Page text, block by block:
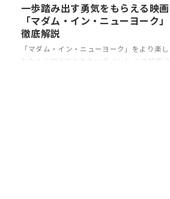
一歩踏み出す勇気をもらえる映画
「マダム・イン・ニューヨーク」
徹底解説
「マダム・イン・ニューヨーク」をより楽し
むために抑えておきたいポイント この映画は